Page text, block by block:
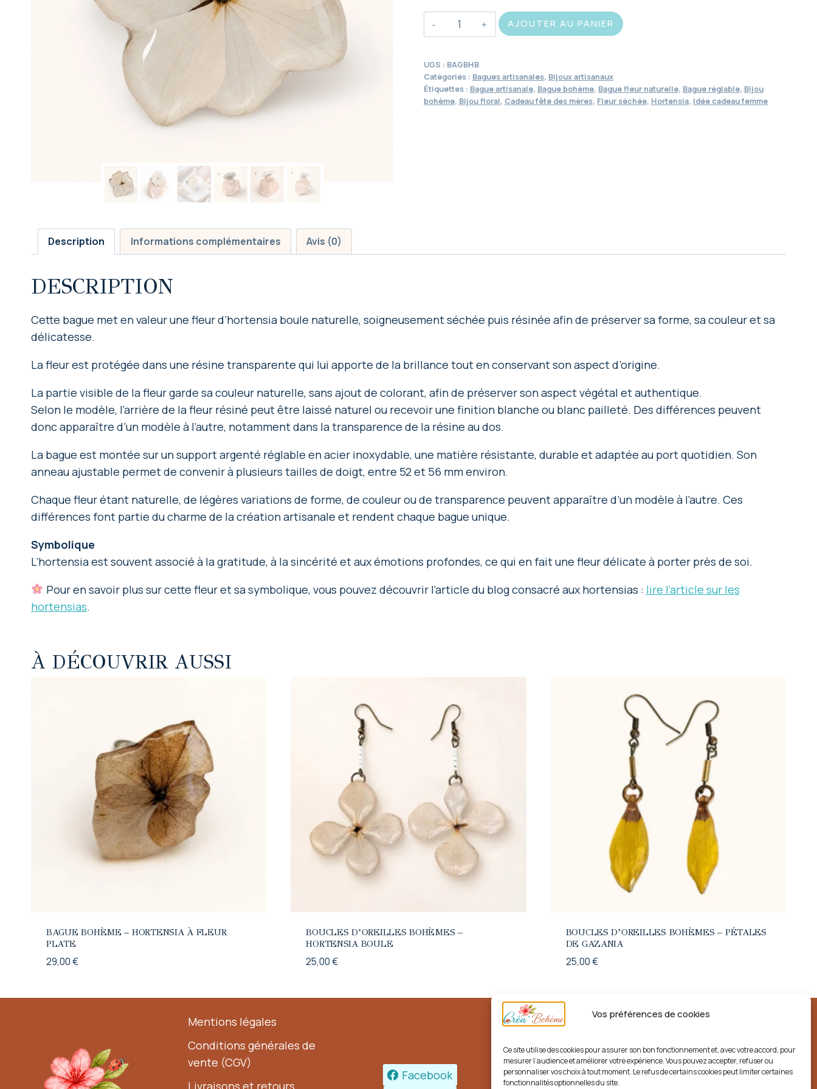
Vos préférences de cookies
Ce site utilise des cookies pour assurer son bon fonctionnement et, avec votre accord, pour
mesurer l’audience et améliorer votre expérience. Vous pouvez accepter, refuser ou
personnaliser vos choix à tout moment. Le refus de certains cookies peut limiter certaines
fonctionnalités optionnelles du site.
quantité
de
bohème
-
Hortensia
AJOUTER AU PANIER
UGS : BAGBHB
Catégories : Bagues artisanales, Bijoux artisanaux
Étiquettes : Bague artisanale, Bague bohème, Bague fleur naturelle, Bague réglable, Bijou
bohème, Bijou floral, Cadeau fête des mères, Fleur séchée, Hortensia, Idée cadeau femme
Description Informations complémentaires Avis (0)
DESCRIPTION
Cette bague met en valeur une fleur d’hortensia boule naturelle, soigneusement séchée puis résinée afin de préserver sa forme, sa couleur et sa
délicatesse.
La fleur est protégée dans une résine transparente qui lui apporte de la brillance tout en conservant son aspect d’origine.
La partie visible de la fleur garde sa couleur naturelle, sans ajout de colorant, afin de préserver son aspect végétal et authentique.
Selon le modèle, l’arrière de la fleur résiné peut être laissé naturel ou recevoir une finition blanche ou blanc pailleté. Des différences peuvent
donc apparaître d’un modèle à l’autre, notamment dans la transparence de la résine au dos.
La bague est montée sur un support argenté réglable en acier inoxydable, une matière résistante, durable et adaptée au port quotidien. Son
anneau ajustable permet de convenir à plusieurs tailles de doigt, entre 52 et 56 mm environ.
Chaque fleur étant naturelle, de légères variations de forme, de couleur ou de transparence peuvent apparaître d’un modèle à l’autre. Ces
différences font partie du charme de la création artisanale et rendent chaque bague unique.
Symbolique
L’hortensia est souvent associé à la gratitude, à la sincérité et aux émotions profondes, ce qui en fait une fleur délicate à porter près de soi.
Pour en savoir plus sur cette fleur et sa symbolique, vous pouvez découvrir l’article du blog consacré aux hortensias : lire l’article sur les
hortensias.
BAGUE BOHÈME – HORTENSIA À FLEUR
PLATE
29,00€
BOUCLES D’OREILLES BOHÈMES –
HORTENSIA BOULE
25,00€
BOUCLES D’OREILLES BOHÈMES – PÉTALES
DE GAZANIA
25,00€
Mentions légales
Conditions générales de
vente (CGV)
Livraisons et retours
Facebook